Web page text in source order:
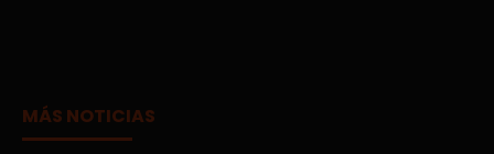
MÁS NOTICIAS